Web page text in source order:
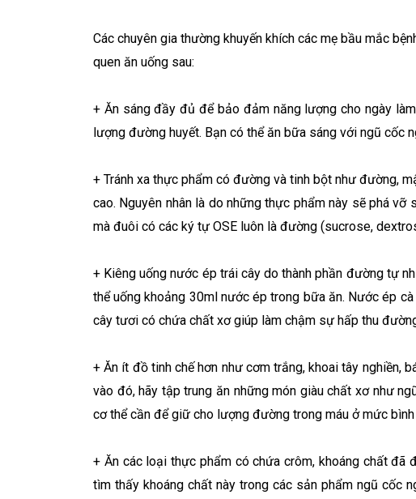
Các chuyên gia thường khuyến khích các mẹ bầu mắc
quen ăn uống sau:
+ Ăn sáng đầy đủ để bảo đảm năng lượng cho ngày
lượng đường huyết. Bạn có thể ăn bữa sáng với ngũ cốc
+ Tránh xa thực phẩm có đường và tinh bột như đường,
cao. Nguyên nhân là do những thực phẩm này sẽ phá
mà đuôi có các ký tự OSE luôn là đường (sucrose,
+ Kiêng uống nước ép trái cây do thành phần đường tự
thể uống khoảng 30ml nước ép trong bữa ăn. Nước ép
cây tươi có chứa chất xơ giúp làm chậm sự hấp thu
+ Ăn ít đồ tinh chế hơn như cơm trắng, khoai tây nghiền,
vào đó, hãy tập trung ăn những món giàu chất xơ như
cơ thể cần để giữ cho lượng đường trong máu ở mức
+ Ăn các loại thực phẩm có chứa crôm, khoáng chất
tìm thấy khoáng chất này trong các sản phẩm ngũ cốc